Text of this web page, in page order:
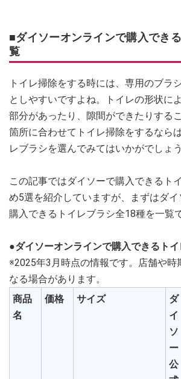
■ダイソーオンラインで購入でき
覧
トイレ掃除をする時には、専用のブラ
としやすいですよね。トイレの形状に
部分があったり、隙間ができたりする
箇所に合わせてトイレ掃除をするなら
レブラシを選んでみてはいかがでしょう
この記事ではダイソーで購入できるト
め5選を紹介していますが、まずはダ
購入できるトイレブラシ全18種を一覧
●ダイソーオンラインで購入できるト
※2025年3月時点の情報です。店舗や時
なる場合があります。
商品
名
価格 サイズ
ダ
イ
ソ
ー
公